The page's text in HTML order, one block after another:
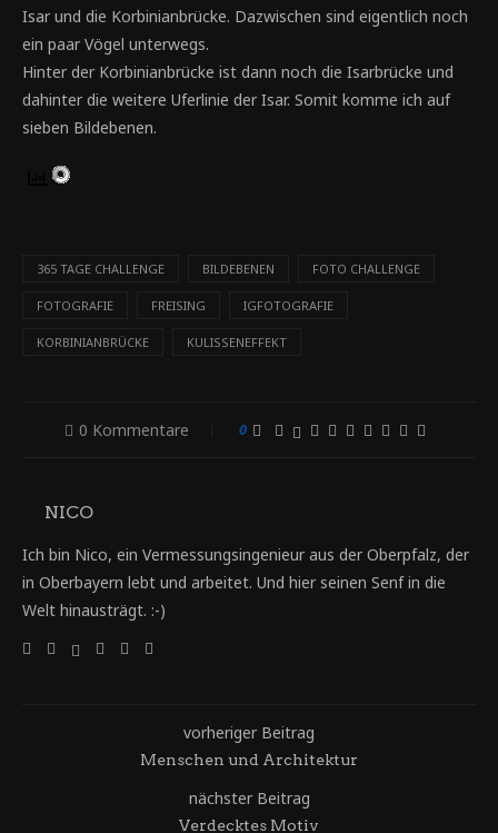
Isar und die Korbinianbrücke. Dazwischen sind eigentlich noch
ein paar Vögel unterwegs.
Hinter der Korbinianbrücke ist dann noch die Isarbrücke und
dahinter die weitere Uferlinie der Isar. Somit komme ich auf
sieben Bildebenen.
365 TAGE CHALLENGE BILDEBENEN FOTO CHALLENGE
FOTOGRAFIE FREISING IGFOTOGRAFIE
KORBINIANBRÜCKE KULISSENEFFEKT
0 Kommentare 0
NICO
Ich bin Nico, ein Vermessungsingenieur aus der Oberpfalz, der
in Oberbayern lebt und arbeitet. Und hier seinen Senf in die
Welt hinausträgt. :-)
vorheriger Beitrag
Menschen und Architektur
nächster Beitrag
Verdecktes Motiv